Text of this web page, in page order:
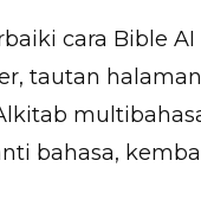
cara Bible
tautan
bahasa,